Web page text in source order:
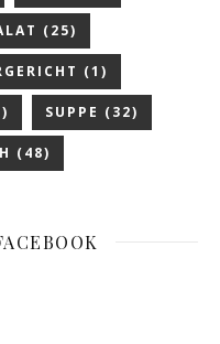
(25)
(1)
SUPPE (32)
(48)